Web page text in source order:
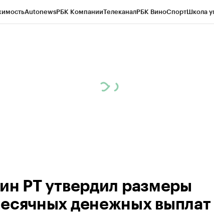
AutonewsРБК КомпанииТелеканалРБК ВиноСпортШкола
РТ утвердил размеры
денежных выплат